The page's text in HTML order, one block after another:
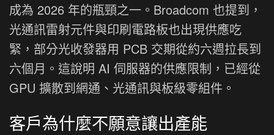
成為 2026 年的瓶頸之一。Broadcom 也提到，
光通訊雷射元件與印刷電路板也出現供應吃
緊，部分光收發器用 PCB 交期從約六週拉長到
六個月。這說明 AI 伺服器的供應限制，已經從
GPU 擴散到網通、光通訊與板級零組件。
客戶為什麼不願意讓出產能